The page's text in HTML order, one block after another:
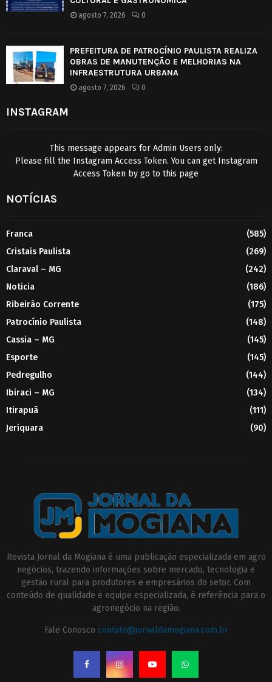
agosto 7, 2026 0
PREFEITURA DE PATROCÍNIO PAULISTA REALIZA
OBRAS DE MANUTENÇÃO E MELHORIAS NA
INFRAESTRUTURA URBANA
agosto 7, 2026 0
INSTAGRAM
This message appears for Admin Users only:
Please fill the Instagram Access Token. You can get Instagram
Access Token by go to this page
NOTÍCIAS
Franca
(585)
Cristais Paulista
(269)
Claraval – MG
(242)
Noticia
(186)
Ribeirão Corrente
(175)
Patrocínio Paulista
(148)
Cassia – MG
(145)
Esporte
(145)
Pedregulho
(144)
Ibiraci – MG
(134)
Itirapuã
(111)
Jeriquara
(90)
Revista Jornal da Mogiana é uma publicação especializada em agro
negócios, trazendo informações sobre mercado, tecnologia e
gestão rural para produtores e empresários do setor. Com
conteúdo de qualidade e equipe especializada, é referência para o
agronegócio na região.
Fale Conosco contato@jornaldamogiana.com.br